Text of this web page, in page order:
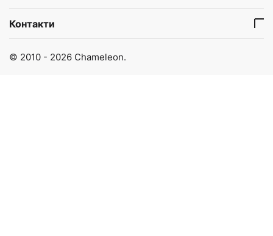
Контакти
© 2010 - 2026 Chameleon.